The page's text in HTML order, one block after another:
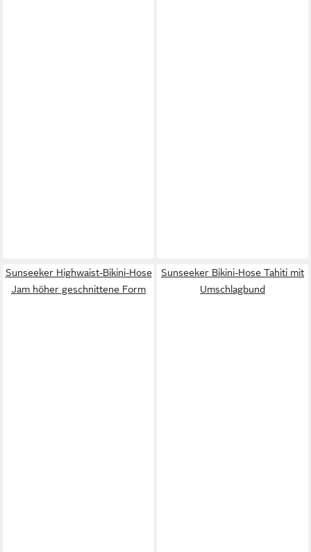
Sunseeker Highwaist-Bikini-Hose
Jam höher geschnittene Form
Sunseeker Bikini-Hose Tahiti mit
Umschlagbund